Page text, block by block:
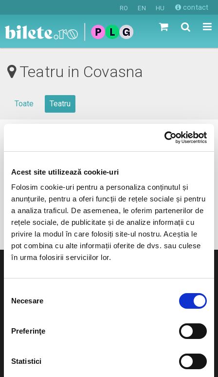
Acest site utilizează cookie-uri
Folosim cookie-uri pentru a personaliza conținutul și
anunțurile, pentru a oferi funcții de rețele sociale și pentru
a analiza traficul. De asemenea, le oferim partenerilor de
rețele sociale, de publicitate și de analize informații cu
privire la modul în care folosiți site-ul nostru. Aceștia le
pot combina cu alte informații oferite de dvs. sau culese
în urma folosirii serviciilor lor.
consimțământului
Necesare
Preferinţe
Statistici
RO EN HU contact
Teatru in Covasna
Toate Teatru
0 evenimente in viitorul apropiat
anunta-ma pe email cand apare urmatorul eveniment la
Covasna
Evenimente
Teatru
festivaluri